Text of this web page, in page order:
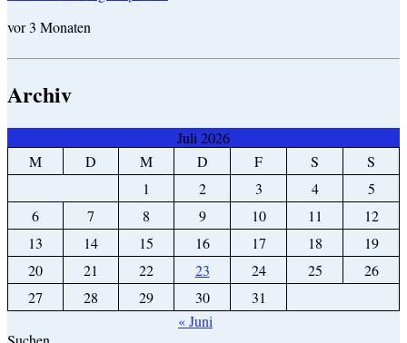
vor 3 Monaten
Archiv
Juli 2026
M
D M D F S
S
1
2 3 4
5
6
7 8 9 10 11
12
13
14 15 16 17 18
19
20
21 22 23 24 25
26
27
28 29 30
31
« Juni